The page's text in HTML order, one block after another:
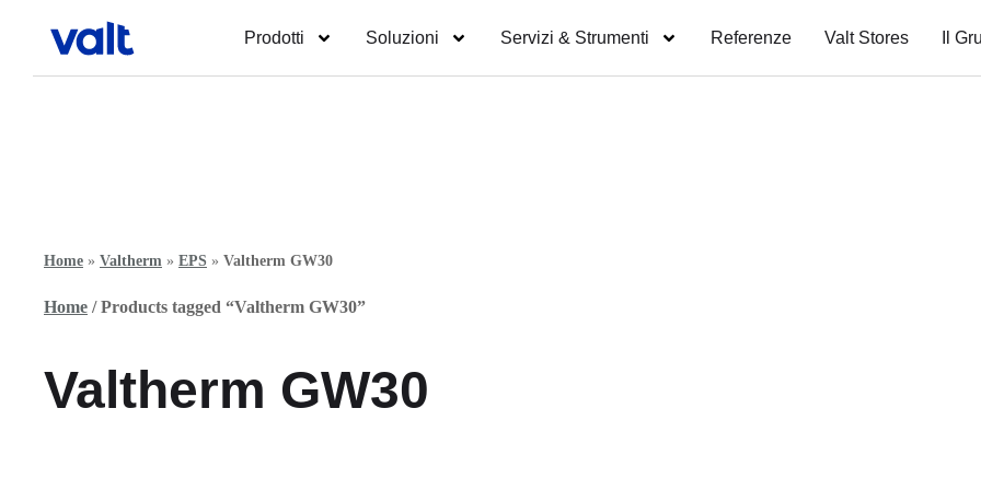
Prodotti Soluzioni Servizi & Strumenti Referenze Valt Stores Il
Home » Valtherm » EPS » Valtherm GW30
Home / Products tagged “Valtherm GW30”
Valtherm GW30